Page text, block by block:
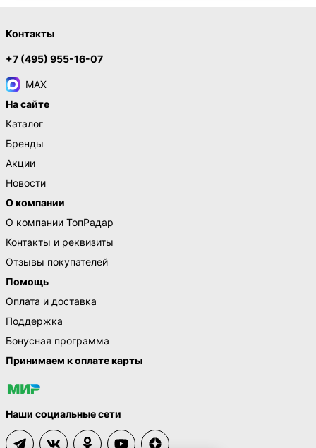
Контакты
+7 (495) 955-16-07
MAX
На сайте
Каталог
Бренды
Акции
Новости
О компании
О компании ТопРадар
Контакты и реквизиты
Отзывы покупателей
Помощь
Оплата и доставка
Поддержка
Бонусная программа
Принимаем к оплате карты
Наши социальные сети